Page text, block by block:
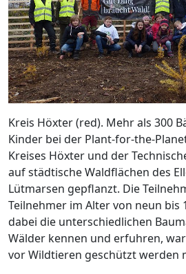
Kreis Höxter (red). Mehr als 300
Kinder bei der Plant-for-the-
Kreises Höxter und der
auf städtische Waldflächen des
Lütmarsen gepflanzt. Die
Teilnehmer im Alter von neun bis
dabei die unterschiedlichen
Wälder kennen und erfuhren,
vor Wildtieren geschützt werden